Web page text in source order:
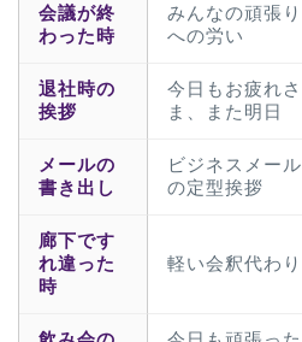
会議が終
わった時
みんなの頑張り
への労い
退社時の
挨拶
今日もお疲れさ
ま、また明日
メールの
書き出し
ビジネスメール
の定型挨拶
廊下です
れ違った
時
軽い会釈代わり